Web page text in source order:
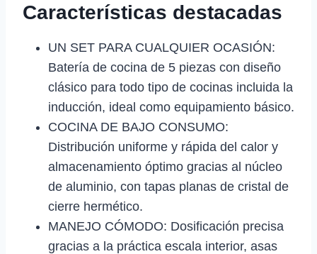
Características destacadas
UN SET PARA CUALQUIER OCASIÓN:
Batería de cocina de 5 piezas con diseño
clásico para todo tipo de cocinas incluida la
inducción, ideal como equipamiento básico.
COCINA DE BAJO CONSUMO:
Distribución uniforme y rápida del calor y
almacenamiento óptimo gracias al núcleo
de aluminio, con tapas planas de cristal de
cierre hermético.
MANEJO CÓMODO: Dosificación precisa
gracias a la práctica escala interior, asas